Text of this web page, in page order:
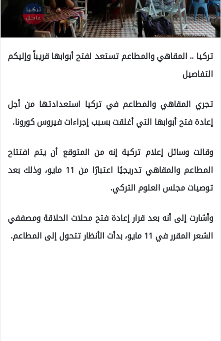
تركيا .. المقاهي والمطاعم تستعد لفتح أبوابها قريباً وإليكم
التفاصيل
تجري المقاهي والمطاعم في تركيا استعدادتها من أجل
إعادة فتح أبوابها التي أغلقت بسبب إجراءات فيروس كورونا.
وقالت وسائل إعلام تركية إنه من المتوقع أن يتم افتتاح
المطاعم والمقاهي تدريجيًا اعتبارًا من 11 مايو، وذلك بعد
توصيات مجلس العلوم التركي.
وأشارت إلى أنه بعد قرار إعادة فتح محلات الحلاقة ومصففي
الشعر المقرر في 11 مايو، بدأت الأنظار تتحول إلى المطاعم.